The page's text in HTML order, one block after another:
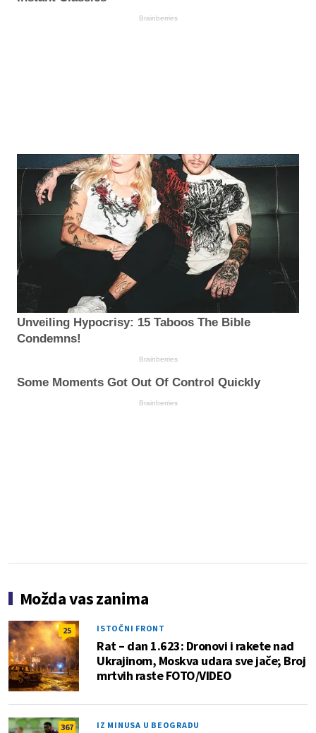
Brainberries
Unveiling Hypocrisy: 15 Taboos The Bible
Condemns!
Brainberries
Some Moments Got Out Of Control Quickly
Brainberries
Možda vas zanima
25 ISTOČNI FRONT
Rat – dan 1.623: Dronovi i rakete nad
Ukrajinom, Moskva udara sve jače; Broj
mrtvih raste FOTO/VIDEO
367 IZ MINUSA U BEOGRADU